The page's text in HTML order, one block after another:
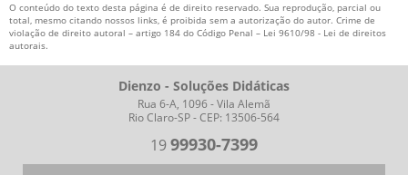
O conteúdo do texto desta página é de direito reservado. Sua reprodução, parcial ou
total, mesmo citando nossos links, é proibida sem a autorização do autor. Crime de
violação de direito autoral – artigo 184 do Código Penal – Lei 9610/98 - Lei de direitos
autorais.
Dienzo - Soluções Didáticas
Rua 6-A, 1096 - Vila Alemã
Rio Claro-SP - CEP: 13506-564
1999930-7399